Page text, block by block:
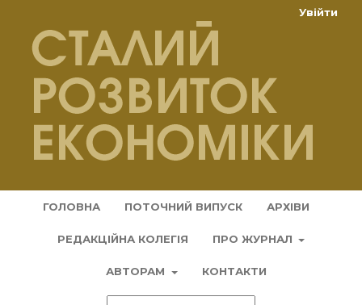
ГОЛОВНА ПОТОЧНИЙ ВИПУСК АРХІВИ
РЕДАКЦІЙНА КОЛЕГІЯ ПРО ЖУРНАЛ
АВТОРАМ КОНТАКТИ
Увійти